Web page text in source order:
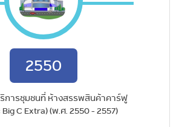
2550
การชุมชนที่ ห้างสรรพสินค้าคาร์ฟู
C Extra) (พ.ศ. 2550 - 2557)